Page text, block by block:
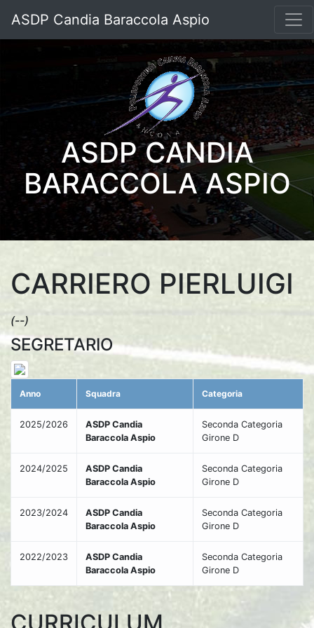
ASDP Candia Baraccola Aspio
ASDP CANDIA
BARACCOLA ASPIO
CARRIERO PIERLUIGI
(--)
SEGRETARIO
Anno Squadra Categoria
2025/2026
ASDP Candia
Baraccola Aspio
Seconda Categoria
Girone D
2024/2025
ASDP Candia
Baraccola Aspio
Seconda Categoria
Girone D
2023/2024
ASDP Candia
Baraccola Aspio
Seconda Categoria
Girone D
2022/2023
ASDP Candia
Baraccola Aspio
Seconda Categoria
Girone D
CURRICULUM